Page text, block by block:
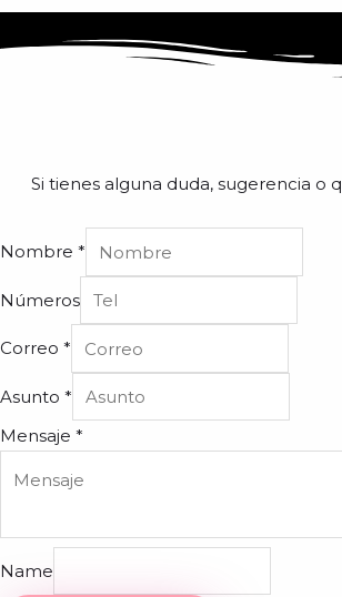
Si tienes alguna duda, sugerencia
Nombre *
Números
Correo *
Asunto *
Mensaje *
Name